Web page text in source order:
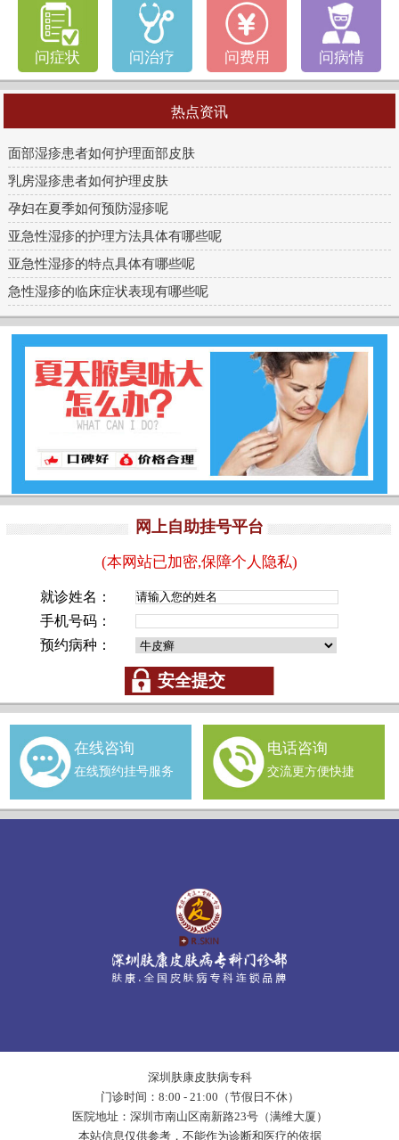
问症状 问治疗 问费用 问病情
热点资讯
面部湿疹患者如何护理面部皮肤
乳房湿疹患者如何护理皮肤
孕妇在夏季如何预防湿疹呢
亚急性湿疹的护理方法具体有哪些呢
亚急性湿疹的特点具体有哪些呢
急性湿疹的临床症状表现有哪些呢
网上自助挂号平台
(本网站已加密,保障个人隐私)
就诊姓名：
手机号码：
预约病种：
在线咨询
在线预约挂号服务
电话咨询
交流更方便快捷
深圳肤康皮肤病专科
门诊时间：8:00 - 21:00（节假日不休）
医院地址：深圳市南山区南新路23号（满维大厦）
本站信息仅供参考，不能作为诊断和医疗的依据